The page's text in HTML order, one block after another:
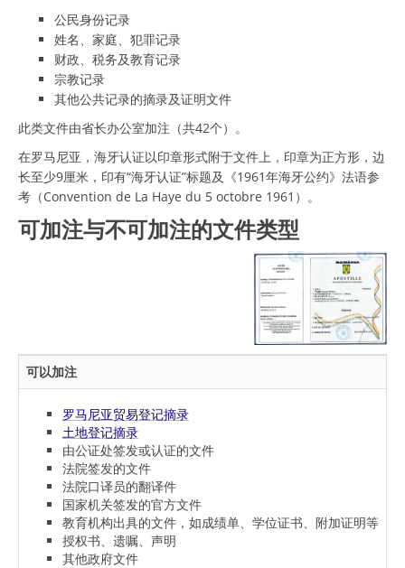
公民身份记录
姓名、家庭、犯罪记录
财政、税务及教育记录
宗教记录
其他公共记录的摘录及证明文件
此类文件由省长办公室加注（共42个）。
在罗马尼亚，海牙认证以印章形式附于文件上，印章为正方形，边
长至少9厘米，印有“海牙认证”标题及《1961年海牙公约》法语参
考（Convention de La Haye du 5 octobre 1961）。
可加注与不可加注的文件类型
可以加注
罗马尼亚贸易登记摘录
土地登记摘录
由公证处签发或认证的文件
法院签发的文件
法院口译员的翻译件
国家机关签发的官方文件
教育机构出具的文件，如成绩单、学位证书、附加证明等
授权书、遗嘱、声明
其他政府文件